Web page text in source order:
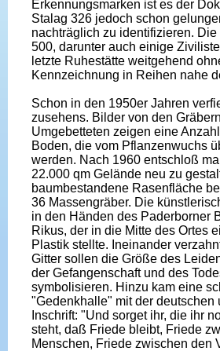
Erkennungsmarken ist es der
Stalag 326 jedoch schon
nachträglich zu identifizieren. Die
500, darunter auch einige
letzte Ruhestätte weitgehend
Kennzeichnung in Reihen nahe
Schon in den 1950er Jahren
zusehens. Bilder von den
Umgebetteten zeigen eine
Boden, die vom Pflanzenwuchs
werden. Nach 1960 entschloß
22.000 qm Gelände neu zu
baumbestandene Rasenfläche
36 Massengräber. Die
in den Händen des Paderborner
Rikus, der in die Mitte des Ortes
Plastik stellte. Ineinander
Gitter sollen die Größe des
der Gefangenschaft und des
symbolisieren. Hinzu kam eine
"Gedenkhalle" mit der deutschen
Inschrift: "Und sorget ihr, die ihr
steht, daß Friede bleibt, Friede
Menschen, Friede zwischen den